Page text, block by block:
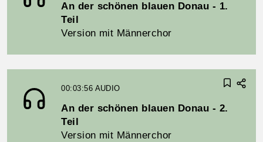
An der schönen blauen Donau - 1.
Teil
Version mit Männerchor
00:03:56 AUDIO
An der schönen blauen Donau - 2.
Teil
Version mit Männerchor